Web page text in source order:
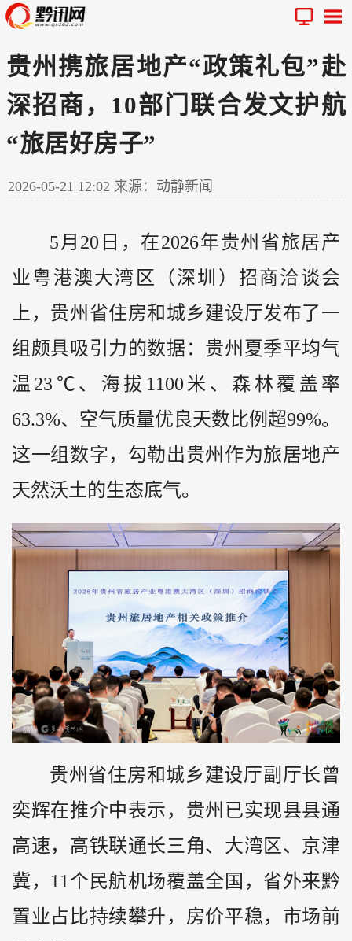
贵州携旅居地产“政策礼包”赴
深招商，10部门联合发文护航
“旅居好房子”
2026-05-21 12:02 来源：动静新闻
5月20日，在2026年贵州 省旅居产
业粤港澳大湾区（深圳）招商洽谈会
上，贵州省住房和城乡建设厅发布了一
组颇具吸引力的数据：贵州夏季平均气
温23℃、海拔1100米、森林覆盖率
63.3%、空气质量优良天数比例超99%。
这一组数字，勾勒出贵州作为旅居地产
天然沃土的生态底气。
贵州省住房和城乡建设厅副厅长曾
奕辉在推介中表示，贵州已实现县县通
高速，高铁联通长三角、大湾区、京津
冀，11个民航机场覆盖全国，省外来黔
置业占比持续攀升，房价平稳，市场前